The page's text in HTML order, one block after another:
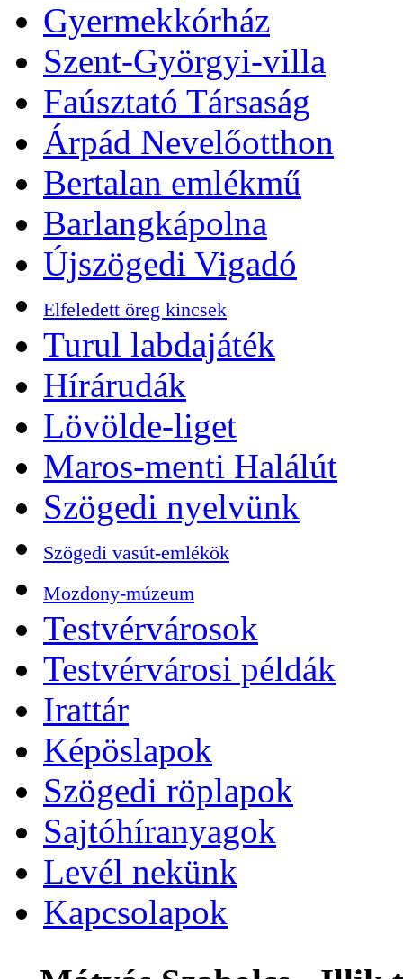
Gyermekkórház
Szent-Györgyi-villa
Faúsztató Társaság
Árpád Nevelőotthon
Bertalan emlékmű
Barlangkápolna
Újszögedi Vigadó
Elfeledett öreg kincsek
Turul labdajáték
Hírárudák
Lövölde-liget
Maros-menti Halálút
Szögedi nyelvünk
Szögedi vasút-emlékök
Mozdony-múzeum
Testvérvárosok
Testvérvárosi példák
Irattár
Képöslapok
Szögedi röplapok
Sajtóhíranyagok
Levél nekünk
Kapcsolapok